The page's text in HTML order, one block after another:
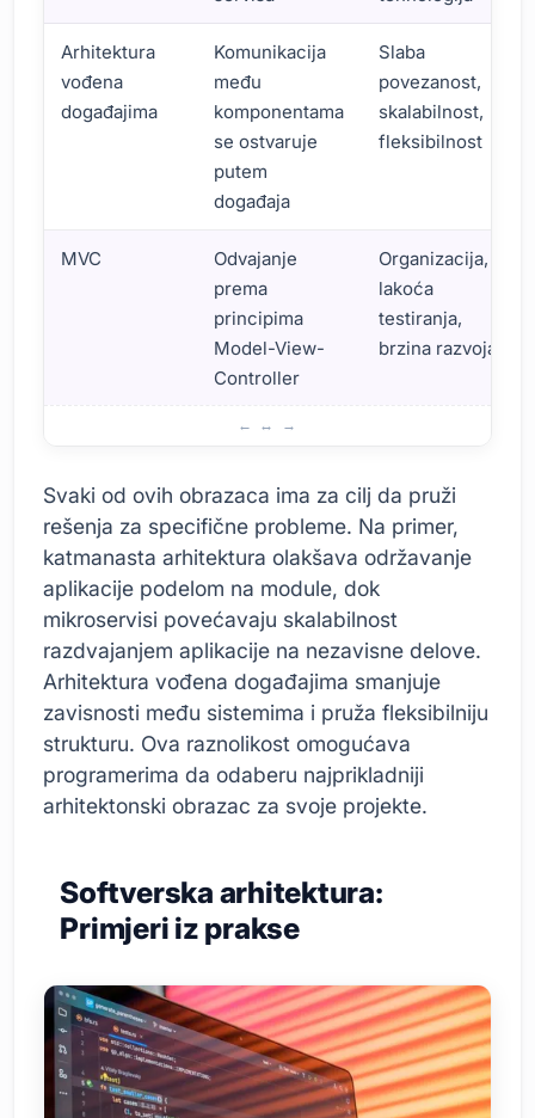
Arhitektura
vođena
događajima
Komunikacija
među
komponentama
se ostvaruje
putem
događaja
Slaba
povezanost,
skalabilnost,
fleksibilnost
MVC
Odvajanje
prema
principima
Model-View-
Controller
Organizacija,
lakoća
testiranja,
brzina razvoja
Svaki od ovih obrazaca ima za cilj da pruži
rešenja za specifične probleme. Na primer,
katmanasta arhitektura olakšava održavanje
aplikacije podelom na module, dok
mikroservisi povećavaju skalabilnost
razdvajanjem aplikacije na nezavisne delove.
Arhitektura vođena događajima smanjuje
zavisnosti među sistemima i pruža fleksibilniju
strukturu. Ova raznolikost omogućava
programerima da odaberu najprikladniji
arhitektonski obrazac za svoje projekte.
Softverska arhitektura:
Primjeri iz prakse